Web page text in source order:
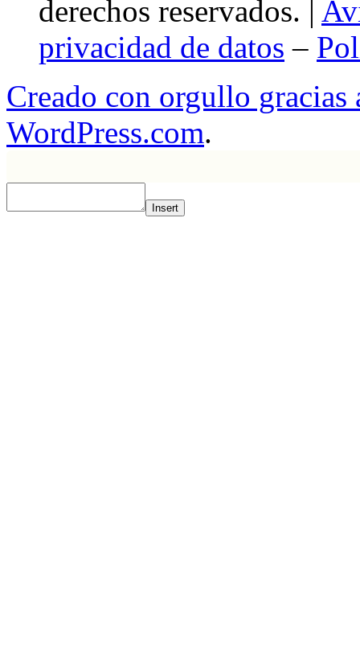
derechos reservados. |
privacidad de datos –
Creado con orgullo gracias
WordPress.com.
Insert